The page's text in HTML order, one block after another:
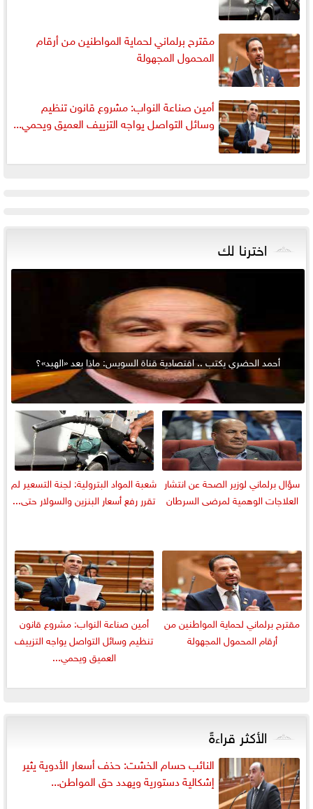
مقترح برلماني لحماية المواطنين من أرقام
المحمول المجهولة
أمين صناعة النواب: مشروع قانون تنظيم
وسائل التواصل يواجه التزييف العميق ويحمي...
اخترنا لك
أحمد الحضري يكتب .. اقتصادية قناة السويس: ماذا بعد «الهبد»؟
سؤال برلماني لوزير الصحة عن انتشار
العلاجات الوهمية لمرضى السرطان
شعبة المواد البترولية: لجنة التسعير لم
تقرر رفع أسعار البنزين والسولار حتى...
مقترح برلماني لحماية المواطنين من
أرقام المحمول المجهولة
أمين صناعة النواب: مشروع قانون
تنظيم وسائل التواصل يواجه التزييف
العميق ويحمي...
الأكثر قراءةً
النائب حسام الخشت: حذف أسعار الأدوية يثير
إشكالية دستورية ويهدد حق المواطن...